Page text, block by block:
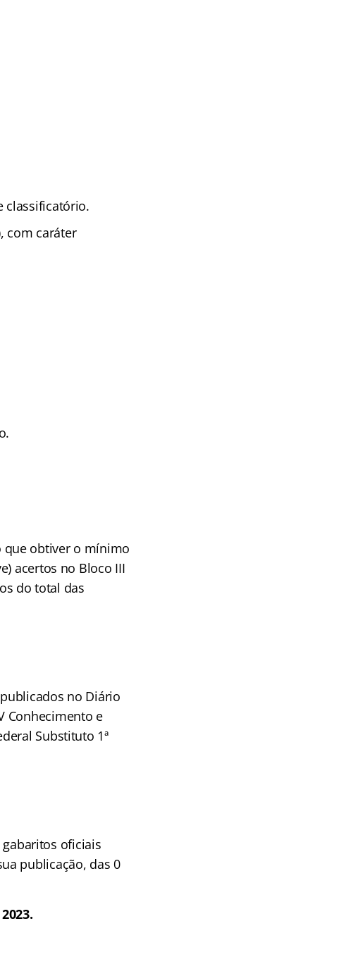
classificatório.
com caráter
que obtiver o mínimo
acertos no Bloco III
do total das
no Diário
Conhecimento e
Substituto 1ª
oficiais
publicação, das 0